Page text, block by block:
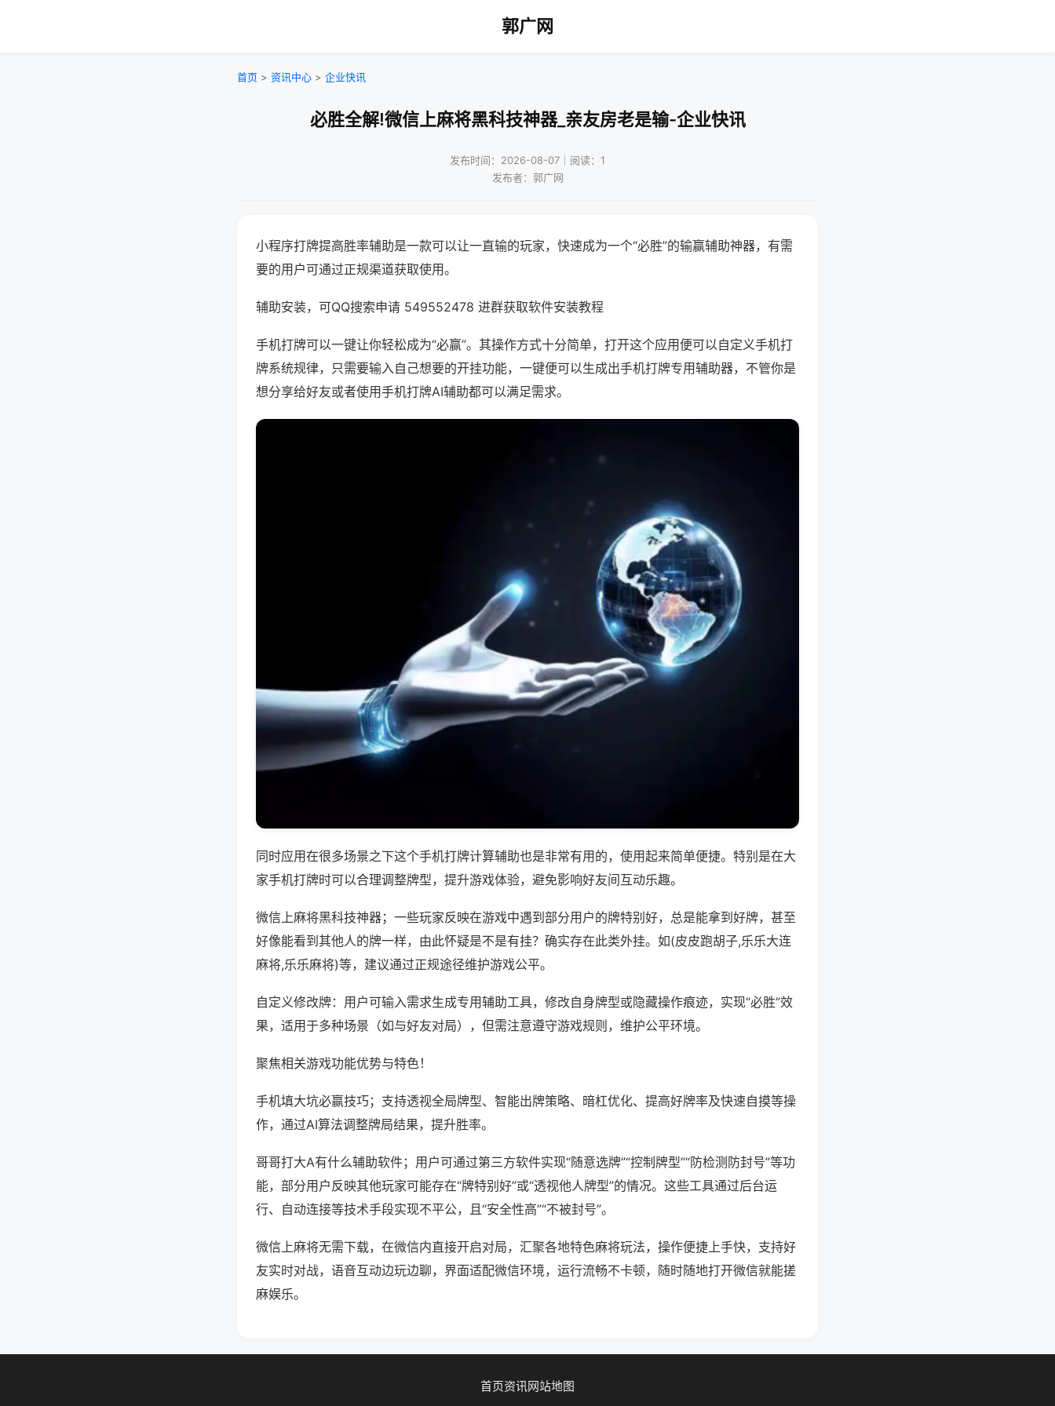
郭广网
首页 > 资讯中心 > 企业快讯
必胜全解!微信上麻将黑科技神器_亲友房老是输-企业快讯
发布时间：2026-08-07｜阅读：1
发布者：郭广网
小程序打牌提高胜率辅助是一款可以让一直输的玩家，快速成为一个“必胜”的输赢辅助神器，有需
要的用户可通过正规渠道获取使用。
辅助安装，可QQ搜索申请 549552478 进群获取软件安装教程
手机打牌可以一键让你轻松成为“必赢”。其操作方式十分简单，打开这个应用便可以自定义手机打
牌系统规律，只需要输入自己想要的开挂功能，一键便可以生成出手机打牌专用辅助器，不管你是
想分享给好友或者使用手机打牌AI辅助都可以满足需求。
同时应用在很多场景之下这个手机打牌计算辅助也是非常有用的，使用起来简单便捷。特别是在大
家手机打牌时可以合理调整牌型，提升游戏体验，避免影响好友间互动乐趣。
微信上麻将黑科技神器；一些玩家反映在游戏中遇到部分用户的牌特别好，总是能拿到好牌，甚至
好像能看到其他人的牌一样，由此怀疑是不是有挂？确实存在此类外挂。如(皮皮跑胡子,乐乐大连
麻将,乐乐麻将)等，建议通过正规途径维护游戏公平。
自定义修改牌：用户可输入需求生成专用辅助工具，修改自身牌型或隐藏操作痕迹，实现“必胜”效
果，适用于多种场景（如与好友对局），但需注意遵守游戏规则，维护公平环境。
聚焦相关游戏功能优势与特色！
手机填大坑必赢技巧；支持透视全局牌型、智能出牌策略、暗杠优化、提高好牌率及快速自摸等操
作，通过AI算法调整牌局结果，提升胜率。
哥哥打大A有什么辅助软件；用户可通过第三方软件实现“随意选牌”“控制牌型”“防检测防封号”等功
能，部分用户反映其他玩家可能存在“牌特别好”或“透视他人牌型”的情况。这些工具通过后台运
行、自动连接等技术手段实现不平公，且“安全性高”“不被封号”。
微信上麻将无需下载，在微信内直接开启对局，汇聚各地特色麻将玩法，操作便捷上手快，支持好
友实时对战，语音互动边玩边聊，界面适配微信环境，运行流畅不卡顿，随时随地打开微信就能搓
麻娱乐。
首页资讯网站地图